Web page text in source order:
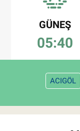
GÜNEŞ
05:40
ACIGÖL